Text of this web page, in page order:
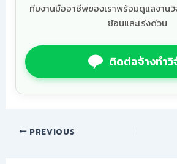
ทีมงานมืออาชีพของเราพร้อมดูแลงา
ซ้อนและเร่งด่วน
ติดต่อจ้างทำวิ
PREVIOUS